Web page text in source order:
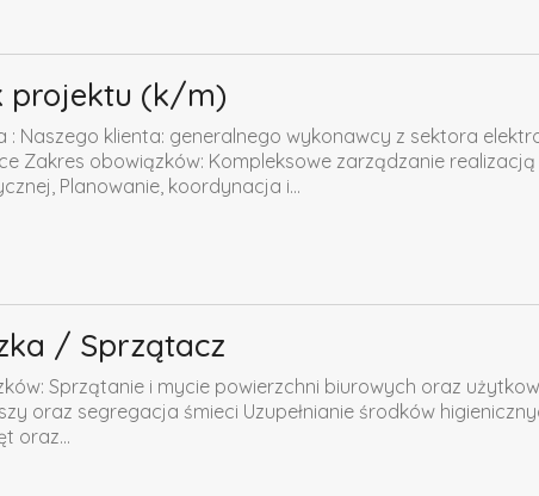
projektu (k/m)
: Naszego klienta: generalnego wykonawcy z sektora
Zakres obowiązków: Kompleksowe zarządzanie
Planowanie, koordynacja i...
/ Sprzątacz
Sprzątanie i mycie powierzchni biurowych oraz
oraz segregacja śmieci Uzupełnianie środków
oraz...